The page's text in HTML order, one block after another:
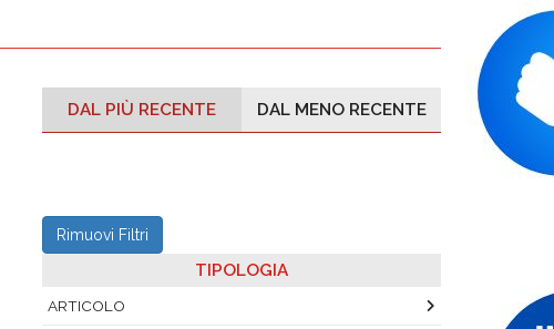
DAL PIÙ RECENTE DAL MENO RECENTE
Rimuovi Filtri
TIPOLOGIA
ARTICOLO